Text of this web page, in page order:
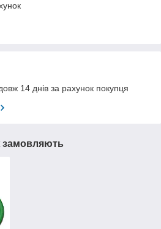
14 днів за рахунок покупця
замовляють